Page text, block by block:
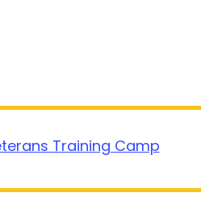
Training Camp